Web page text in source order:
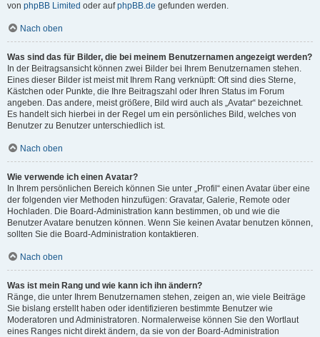
von phpBB Limited oder aufphpBB.de gefunden werden.
Nach oben
Was sind das für Bilder, die bei meinem Benutzernamen angezeigt werden?
In der Beitragsansicht können zwei Bilder bei Ihrem Benutzernamen stehen.
Eines dieser Bilder ist meist mit Ihrem Rang verknüpft: Oft sind dies Sterne,
Kästchen oder Punkte, die Ihre Beitragszahl oder Ihren Status im Forum
angeben. Das andere, meist größere, Bild wird auch als „Avatar“ bezeichnet.
Es handelt sich hierbei in der Regel um ein persönliches Bild, welches von
Benutzer zu Benutzer unterschiedlich ist.
Nach oben
Wie verwende ich einen Avatar?
In Ihrem persönlichen Bereich können Sie unter „Profil“ einen Avatar über eine
der folgenden vier Methoden hinzufügen: Gravatar, Galerie, Remote oder
Hochladen. Die Board-Administration kann bestimmen, ob und wie die
Benutzer Avatare benutzen können. Wenn Sie keinen Avatar benutzen können,
sollten Sie die Board-Administration kontaktieren.
Nach oben
Was ist mein Rang und wie kann ich ihn ändern?
Ränge, die unter Ihrem Benutzernamen stehen, zeigen an, wie viele Beiträge
Sie bislang erstellt haben oder identifizieren bestimmte Benutzer wie
Moderatoren und Administratoren. Normalerweise können Sie den Wortlaut
eines Ranges nicht direkt ändern, da sie von der Board-Administration